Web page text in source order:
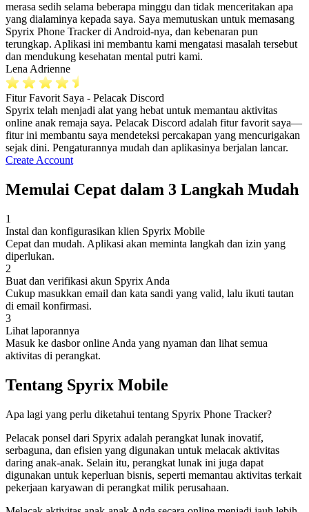
merasa sedih selama beberapa minggu dan tidak menceritakan apa
yang dialaminya kepada saya. Saya memutuskan untuk memasang
Spyrix Phone Tracker di Android-nya, dan kebenaran pun
terungkap. Aplikasi ini membantu kami mengatasi masalah tersebut
dan mendukung kesehatan mental putri kami.
Lena Adrienne
Fitur Favorit Saya - Pelacak Discord
Spyrix telah menjadi alat yang hebat untuk memantau aktivitas
online anak remaja saya. Pelacak Discord adalah fitur favorit saya—
fitur ini membantu saya mendeteksi percakapan yang mencurigakan
sejak dini. Pengaturannya mudah dan aplikasinya berjalan lancar.
Create Account
Memulai Cepat dalam 3 Langkah Mudah
1
Instal dan konfigurasikan klien Spyrix Mobile
Cepat dan mudah. ​​Aplikasi akan meminta langkah dan izin yang
diperlukan.
2
Buat dan verifikasi akun Spyrix Anda
Cukup masukkan email dan kata sandi yang valid, lalu ikuti tautan
di email konfirmasi.
3
Lihat laporannya
Masuk ke dasbor online Anda yang nyaman dan lihat semua
aktivitas di perangkat.
Tentang Spyrix Mobile
Apa lagi yang perlu diketahui tentang Spyrix Phone Tracker?
Pelacak ponsel dari Spyrix adalah perangkat lunak inovatif,
serbaguna, dan efisien yang digunakan untuk melacak aktivitas
daring anak-anak. Selain itu, perangkat lunak ini juga dapat
digunakan untuk keperluan bisnis, seperti memantau aktivitas terkait
pekerjaan karyawan di perangkat milik perusahaan.